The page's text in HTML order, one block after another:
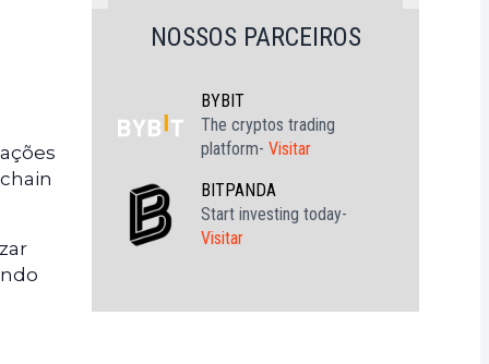
NOSSOS PARCEIROS
BYBIT
The cryptos trading
platform- Visitar
BITPANDA
Start investing today-
Visitar